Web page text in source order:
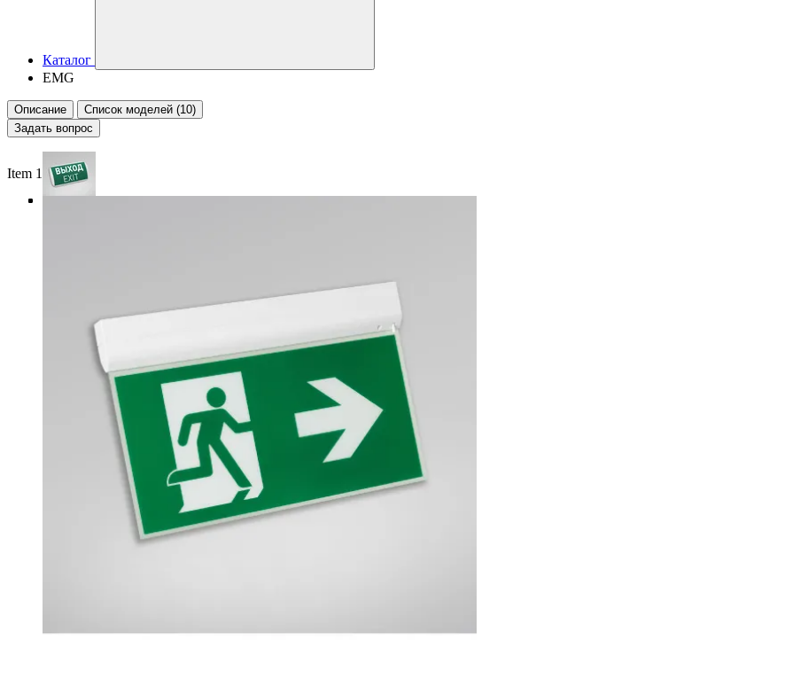
Каталог
EMG
Описание
Список моделей (10)
Задать вопрос
Item 1 of 4